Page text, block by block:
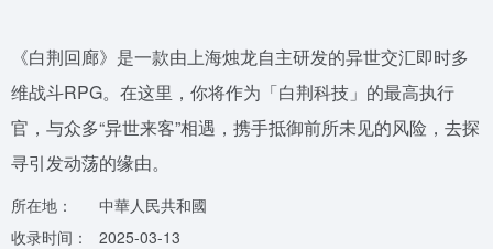
《白荆回廊》是一款由上海烛龙自主研发的异世交汇即时多
维战斗RPG。在这里，你将作为「白荆科技」的最高执行
官，与众多“异世来客”相遇，携手抵御前所未见的风险，去探
寻引发动荡的缘由。
所在地：
中華人民共和國
收录时间：
2025-03-13